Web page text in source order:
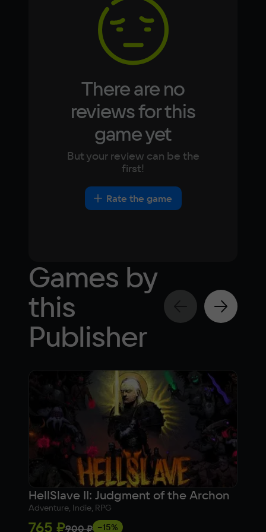
Video card
NVIDIA GeForce GTX 970
DirectX(R): 11, Звуковая карта: совместимая
Japanese
There are no
reviews for this
game yet
But your review can be the
first!
Rate the game
Games by
this
Publisher
HellSlave II: Judgment of the Archon
Adventure, Indie, RPG
765 ₽900 ₽ −15%